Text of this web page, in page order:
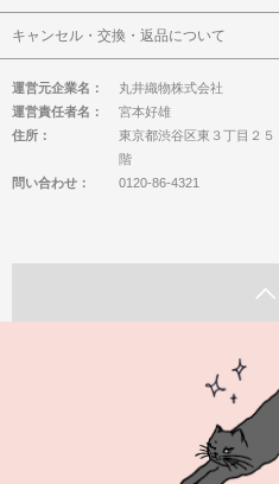
キャンセル・交換・返品について
運営元企業名：
丸井織物株式会社
運営責任者名：
宮本好雄
住所：
東京都渋谷区東３丁目２
階
問い合わせ：
0120-86-4321